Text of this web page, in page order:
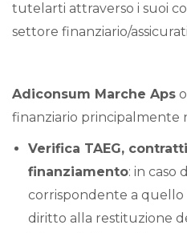
tutelarti attraverso i suoi
settore finanziario/
Adiconsum Marche Aps
finanziario principalmente
Verifica TAEG,
finanziamento: in caso
corrispondente a
diritto alla restituzione